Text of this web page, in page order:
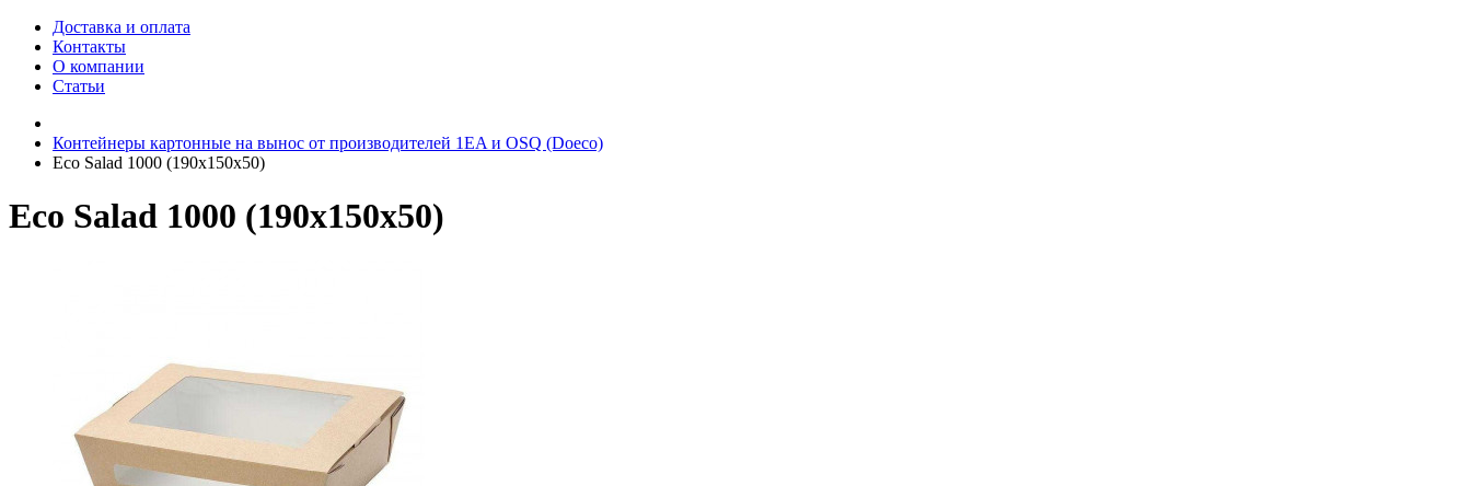
Доставка и оплата
Контакты
О компании
Статьи
Контейнеры картонные на вынос от производителей 1EA и OSQ (Doeco)
Eco Salad 1000 (190x150x50)
Eco Salad 1000 (190x150x50)